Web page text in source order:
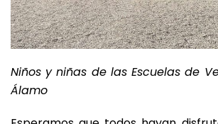
Niños y niñas de las Escuelas de
Álamo